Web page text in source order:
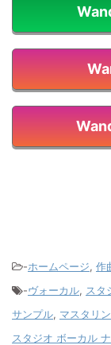
-ホームページ, 作
-ヴォーカル, スタ
サンプル, マスタリ
スタジオ ボーカル